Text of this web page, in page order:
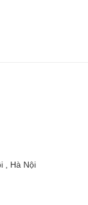
, Hà Nội